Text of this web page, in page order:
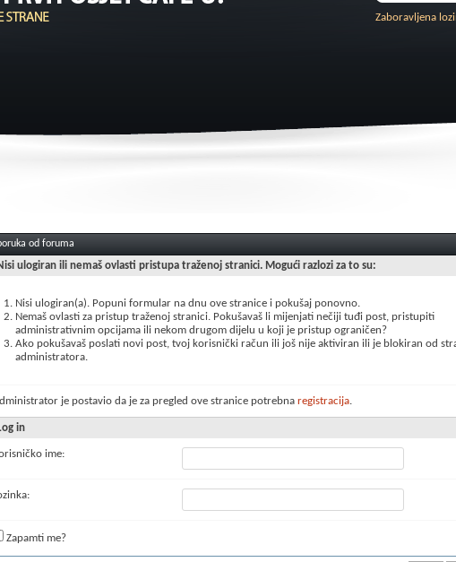
Zaboravljena
od foruma
ulogiran ili nemaš ovlasti pristupa traženoj stranici. Mogući razlozi za to su:
Nisi ulogiran(a). Popuni formular na dnu ove stranice i pokušaj ponovno.
Nemaš ovlasti za pristup traženoj stranici. Pokušavaš li mijenjati nečiji tuđi post, pristupiti
administrativnim opcijama ili nekom drugom dijelu u koji je pristup ograničen?
Ako pokušavaš poslati novi post, tvoj korisnički račun ili još nije aktiviran ili je blokiran od
administratora.
je postavio da je za pregled ove stranice potrebna registracija.
in
ime:
Zapamti me?